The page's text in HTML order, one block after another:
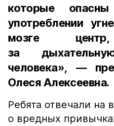
которые
употреблении
мозге
за
человека», —
Олеся Алексеевна.
Ребята отвечали на
о вредных